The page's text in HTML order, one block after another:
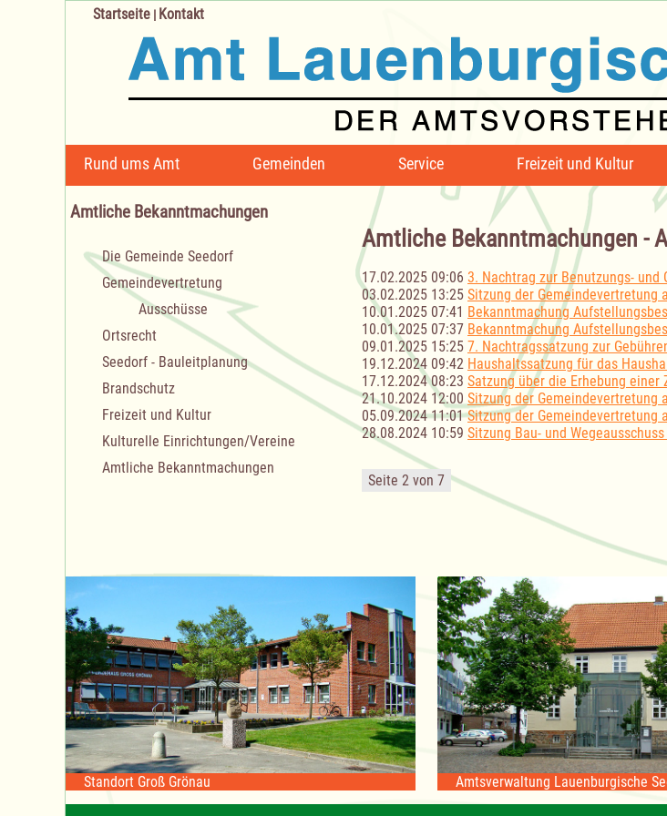
Navigation
überspringen
Rund ums Amt Gemeinden Service Freizeit und Kultur
Startseite | Kontakt
Amtliche Bekanntmachungen -
17.02.2025 09:06 3. Nachtrag zur Benutzungs-
03.02.2025 13:25 Sitzung der Gemeindevertretung
10.01.2025 07:41 Bekanntmachung
10.01.2025 07:37 Bekanntmachung
09.01.2025 15:25 7. Nachtragssatzung zur
19.12.2024 09:42 Haushaltssatzung für das
17.12.2024 08:23 Satzung über die Erhebung
21.10.2024 12:00 Sitzung der Gemeindevertretung
05.09.2024 11:01 Sitzung der Gemeindevertretung
28.08.2024 10:59 Sitzung Bau- und
Seite 2 von 7
Amtliche Bekanntmachungen
Navigation
überspringen
Die Gemeinde Seedorf
Gemeindevertretung
Ausschüsse
Ortsrecht
Seedorf - Bauleitplanung
Brandschutz
Freizeit und Kultur
Kulturelle Einrichtungen/Vereine
Amtliche Bekanntmachungen
Standort Groß Grönau Amtsverwaltung Lauenburgische